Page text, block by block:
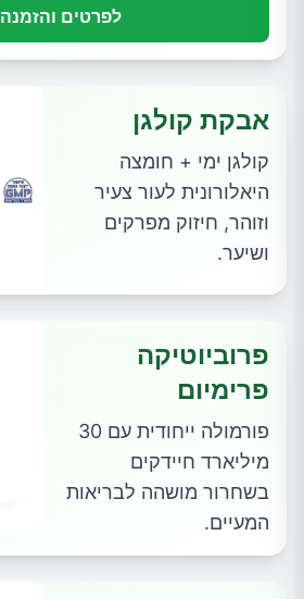
לפרטים והזמנה
אבקת קולגן
קולגן ימי + חומצה
היאלורונית לעור צעיר
וזוהר, חיזוק מפרקים
ושיער.
פרוביוטיקה
פרימיום
פורמולה ייחודית עם 30
מיליארד חיידקים
בשחרור מושהה לבריאות
המעיים.